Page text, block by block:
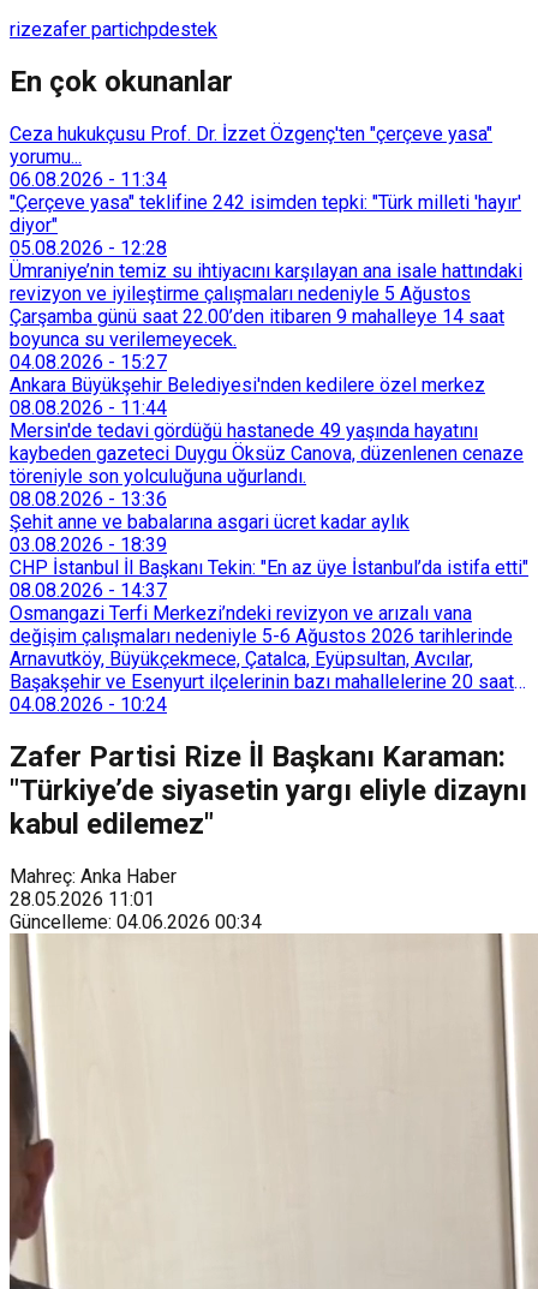
rizezafer partichpdestek
En çok okunanlar
Ceza hukukçusu Prof. Dr. İzzet Özgenç'ten "çerçeve yasa"
yorumu...
06.08.2026 - 11:34
"Çerçeve yasa" teklifine 242 isimden tepki: "Türk milleti 'hayır'
diyor"
05.08.2026 - 12:28
Ümraniye’nin temiz su ihtiyacını karşılayan ana isale hattındaki
revizyon ve iyileştirme çalışmaları nedeniyle 5 Ağustos
Çarşamba günü saat 22.00’den itibaren 9 mahalleye 14 saat
boyunca su verilemeyecek.
04.08.2026 - 15:27
Ankara Büyükşehir Belediyesi'nden kedilere özel merkez
08.08.2026 - 11:44
Mersin'de tedavi gördüğü hastanede 49 yaşında hayatını
kaybeden gazeteci Duygu Öksüz Canova, düzenlenen cenaze
töreniyle son yolculuğuna uğurlandı.
08.08.2026 - 13:36
Şehit anne ve babalarına asgari ücret kadar aylık
03.08.2026 - 18:39
CHP İstanbul İl Başkanı Tekin: "En az üye İstanbul’da istifa etti"
08.08.2026 - 14:37
Osmangazi Terfi Merkezi’ndeki revizyon ve arızalı vana
değişim çalışmaları nedeniyle 5-6 Ağustos 2026 tarihlerinde
Arnavutköy, Büyükçekmece, Çatalca, Eyüpsultan, Avcılar,
Başakşehir ve Esenyurt ilçelerinin bazı mahallelerine 20 saat
süreyle su verilemeyecek.
04.08.2026 - 10:24
Zafer Partisi Rize İl Başkanı Karaman:
"Türkiye’de siyasetin yargı eliyle dizaynı
kabul edilemez"
Mahreç: Anka Haber
28.05.2026 11:01
Güncelleme: 04.06.2026 00:34